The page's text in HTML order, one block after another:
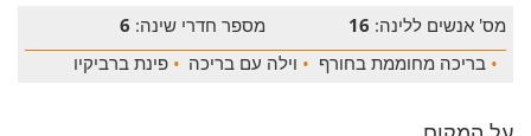
מס' אנשים ללינה: 16 מספר חדרי שינה: 6
• בריכה מחוממת בחורף • וילה עם בריכה • פינת ברביקיו